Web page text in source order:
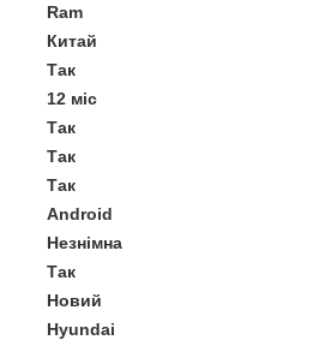
Ram
Китай
Так
12 міс
Так
Так
Так
Android
Незнімна
Так
Новий
Hyundai